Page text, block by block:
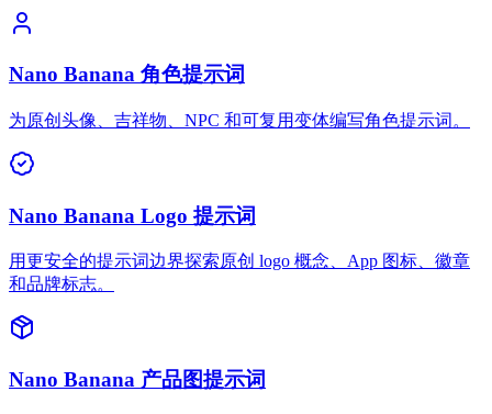
Nano Banana 角色提示词
为原创头像、吉祥物、NPC 和可复用变体编写角色提示词。
Nano Banana Logo 提示词
用更安全的提示词边界探索原创 logo 概念、App 图标、徽章
和品牌标志。
Nano Banana 产品图提示词